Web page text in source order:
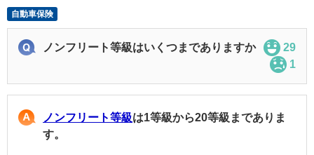
自動車保険
ノンフリート等級はいくつまでありますか
29
1
ノンフリート等級は1等級から20等級までありま
す。